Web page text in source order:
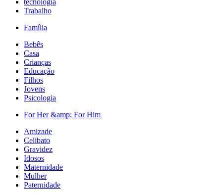
tecnologia
Trabalho
Família
Bebês
Casa
Crianças
Educação
Filhos
Jovens
Psicologia
For Her &amp; For Him
Amizade
Celibato
Gravidez
Idosos
Maternidade
Mulher
Paternidade